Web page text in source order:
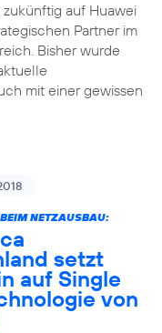
auf Huawei
Partner im
Bisher wurde
mit einer gewissen
NETZAUSBAU:
setzt
auf Single
von